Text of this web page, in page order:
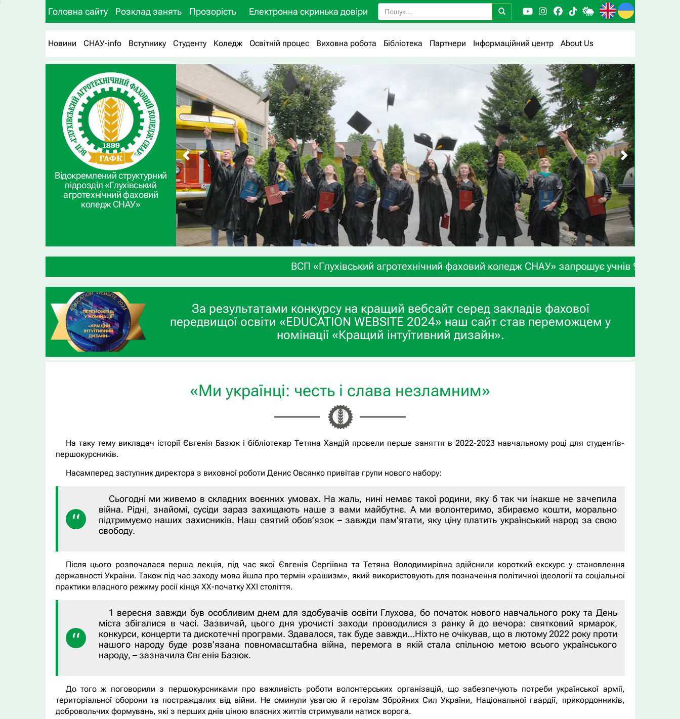
Головна сайту Розклад занять Прозорість Електронна скринька довіри
Новини СНАУ-info Вступнику Студенту Коледж Освітній процес Виховна робота Бібліотека Партнери Інформаційний центр About Us
Відокремлений структурний
підрозділ «Глухівський
агротехнічний фаховий
коледж СНАУ»
ВСП «Глухівський агротехнічний фаховий коледж СНАУ» запрошує учнів 9-х та 11-х класів, а
За результатами конкурсу на кращий вебсайт серед закладів фахової
передвищої освіти «EDUCATION WEBSITE 2024» наш сайт став переможцем у
номінації «Кращий інтуїтивний дизайн».
«Ми українці: честь і слава незламним»
На таку тему викладач історії Євгенія Базюк і бібліотекар Тетяна Хандій провели перше заняття в 2022-2023 навчальному році для студентів-
першокурсників.
Насамперед заступник директора з виховної роботи Денис Овсянко привітав групи нового набору:
Сьогодні ми живемо в складних воєнних умовах. На жаль, нині немає такої родини, яку б так чи інакше не зачепила
війна. Рідні, знайомі, сусіди зараз захищають наше з вами майбутнє. А ми волонтеримо, збираємо кошти, морально
підтримуємо наших захисників. Наш святий обов’язок – завжди пам’ятати, яку ціну платить український народ за свою
свободу.
Після цього розпочалася перша лекція, під час якої Євгенія Сергіївна та Тетяна Володимирівна здійснили короткий екскурс у становлення
державності України. Також під час заходу мова йшла про термін «рашизм», який використовують для позначення політичної ідеології та соціальної
практики владного режиму росії кінця ХХ-початку ХХІ століття.
1 вересня завжди був особливим днем для здобувачів освіти Глухова, бо початок нового навчального року та День
міста збігалися в часі. Зазвичай, цього дня урочисті заходи проводилися з ранку й до вечора: святковий ярмарок,
конкурси, концерти та дискотечні програми. Здавалося, так буде завжди…Ніхто не очікував, що в лютому 2022 року проти
нашого народу буде розв’язана повномасштабна війна, перемога в якій стала спільною метою всього українського
народу, – зазначила Євгенія Базюк.
До того ж поговорили з першокурсниками про важливість роботи волонтерських організацій, що забезпечують потреби української армії,
територіальної оборони та постраждалих від війни. Не оминули увагою й героїзм Збройних Сил України, Національної гвардії, прикордонників,
добровольчих формувань, які з перших днів ціною власних життів стримували натиск ворога.